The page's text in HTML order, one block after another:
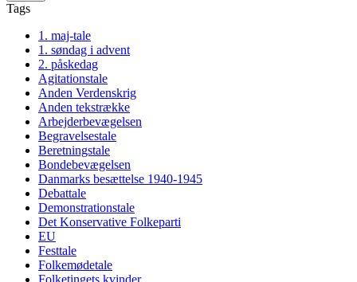
Tags
1. maj-tale
1. søndag i advent
2. påskedag
Agitationstale
Anden Verdenskrig
Anden tekstrække
Arbejderbevægelsen
Begravelsestale
Beretningstale
Bondebevægelsen
Danmarks besættelse 1940-1945
Debattale
Demonstrationstale
Det Konservative Folkeparti
EU
Festtale
Folkemødetale
Folketingets kvinder